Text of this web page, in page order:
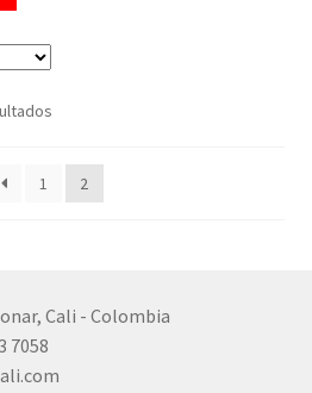
1 2
Cali - Colombia
7058